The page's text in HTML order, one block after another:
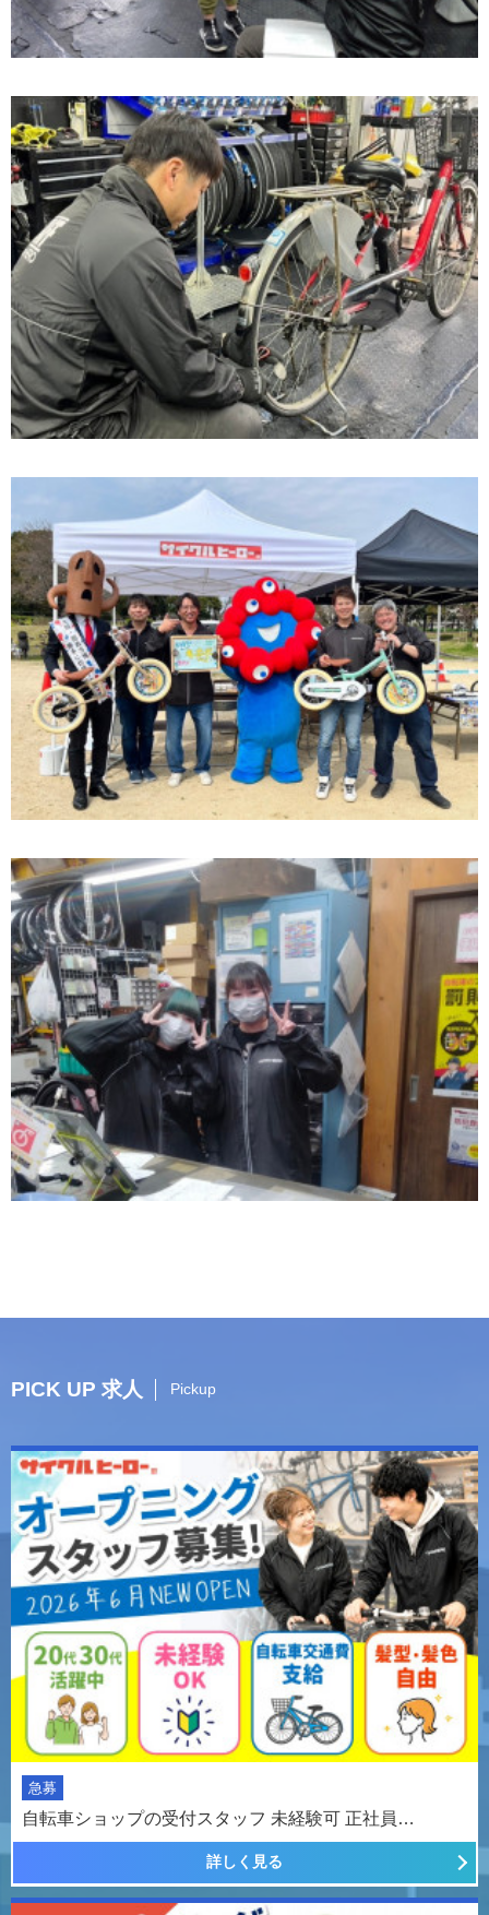
PICK UP 求人 Pickup
急募
自転車ショップの受付スタッフ 未経験可 正社員…
詳しく見る